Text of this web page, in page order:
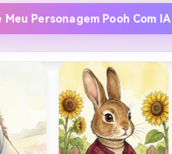
Meu Personagem Pooh Com